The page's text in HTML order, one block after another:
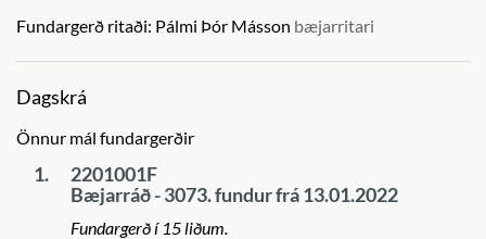
Fundargerð ritaði: Pálmi Þór Másson bæjarritari
Dagskrá
Önnur mál fundargerðir
1.
2201001F
Bæjarráð - 3073. fundur frá 13.01.2022
Fundargerð í 15 liðum.